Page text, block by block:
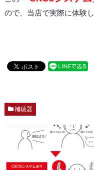
ので、当店で実際に体験
補聴器